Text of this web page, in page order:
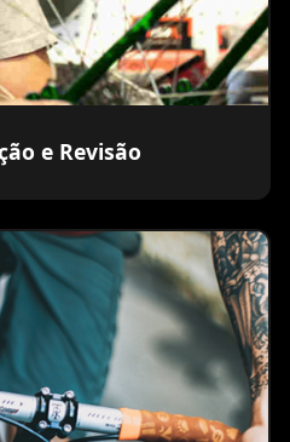
e Revisão